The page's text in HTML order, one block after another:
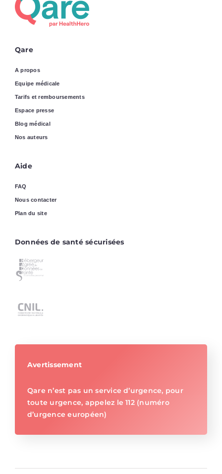
Qare
A propos
Equipe médicale
Tarifs et remboursements
Espace presse
Blog médical
Nos auteurs
Aide
FAQ
Nous contacter
Plan du site
Données de santé sécurisées
Avertissement
Qare n’est pas un service d’urgence, pour
toute urgence, appelez le 112 (numéro
d’urgence européen)